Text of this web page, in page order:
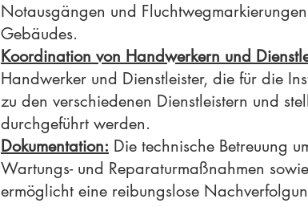
Notausgängen und
Gebäudes.
Koordination von Handwerkern und
Handwerker und Dienstleister, die für die
zu den verschiedenen Dienstleistern und
durchgeführt werden.
Dokumentation: Die technische Betreuung
Wartungs- und Reparaturmaßnahmen
ermöglicht eine reibungslose